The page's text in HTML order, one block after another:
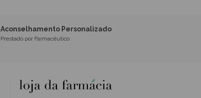
Aconselhamento Personalizado
Prestado por Farmacêutico